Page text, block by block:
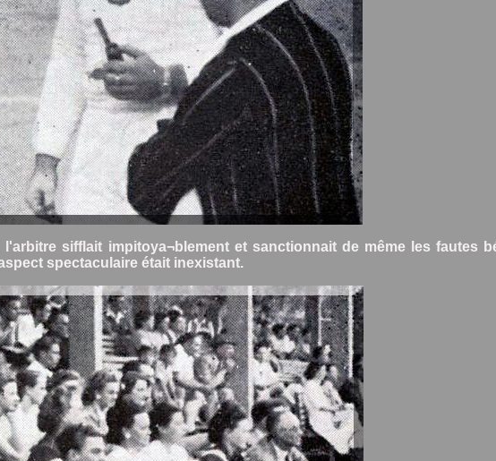
sifflait impitoya¬blement et sanctionnait de même les fautes
spectaculaire était inexistant.